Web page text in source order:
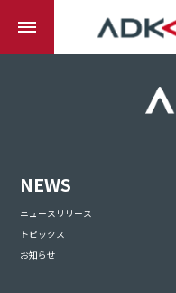
NEWS
ニュースリリース
トピックス
お知らせ